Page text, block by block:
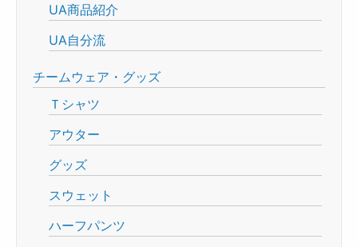
UA商品紹介
UA自分流
チームウェア・グッズ
Ｔシャツ
アウター
グッズ
スウェット
ハーフパンツ